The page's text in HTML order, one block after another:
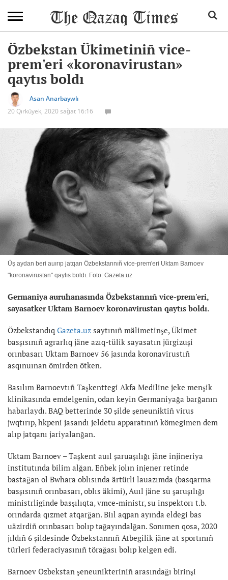
Özbekstan Ükimetiniñ vice-
prem'eri «koronavirustan»
qaytıs boldı
Asan Anarbaywlı
20 Qırküyek, 2020 sağat 16:16
Üş aydan beri auırıp jatqan Özbekstannıñ vice-prem'eri Uktam Barnoev
"koronavirustan" qaytıs boldı. Foto: Gazeta.uz
Germaniya auruhanasında Özbekstannıñ vice-prem'eri,
sayasatker Uktam Barnoev koronavirustan qaytıs boldı.
Özbekstandıq Gazeta.uz saytınıñ mälimetinşe, Ükimet
basşısınıñ agrarlıq jäne azıq-tülik sayasatın jürgizuşi
orınbasarı Uktam Barnoev 56 jasında koronavirustıñ
asqınuınan ömirden ötken.
Basılım Barnoevtıñ Taşkenttegi Akfa Mediline jeke menşik
klinikasında emdelgenin, odan keyin Germaniyağa barğanın
habarlaydı. BAQ betterinde 30 şilde şeneuniktiñ virus
jwqtırıp, hkpeni jasandı jeldetu apparatınıñ kömegimen dem
alıp jatqanı jariyalanğan.
Uktam Barnoev – Taşkent auıl şaruaşılığı jäne injineriya
institutında bilim alğan. Eñbek jolın injener retinde
bastağan ol Bwhara oblısında ärtürli lauazımda (basqarma
basşısınıñ orınbasarı, oblıs äkimi), Auıl jäne su şaruşılığı
ministrliginde basşılıqta, vmce-ministr, su inspektorı t.b.
orındarda qızmet atqarğan. Biıl aqpan ayında eldegi bas
uäzirdiñ orınbasarı bolıp tağayındalğan. Sonımen qosa, 2020
jıldıñ 6 şildesinde Özbekstannıñ Atbegilik jäne at sportınıñ
türleri federaciyasınıñ törağası bolıp kelgen edi.
Barnoev Özbekstan şeneunikteriniñ arasındağı birinşi